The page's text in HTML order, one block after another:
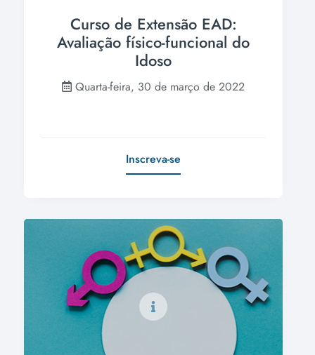
Curso de Extensão EAD:
Avaliação físico-funcional do
Idoso
Quarta-feira, 30 de março de 2022
Inscreva-se